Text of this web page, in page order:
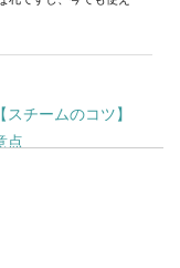
チームのコツ】
点